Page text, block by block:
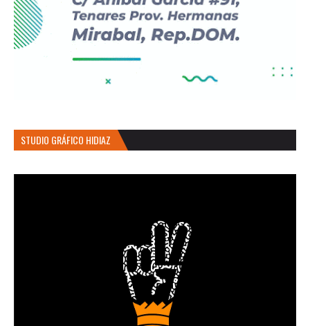
STUDIO GRÁFICO HIDIAZ